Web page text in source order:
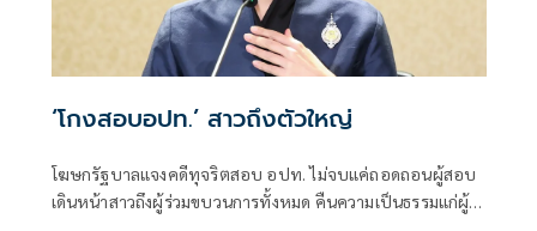
‘โกงสอบอปท.’ สาวถึงตัวใหญ่
โฆษกรัฐบาลแจงคดีทุจริตสอบ อปท. ไม่จบแค่ถอดถอนผู้สอบ
เดินหน้าสาวถึงผู้ร่วมขบวนการทั้งหมด คืนความเป็นธรรมแก่ผู้